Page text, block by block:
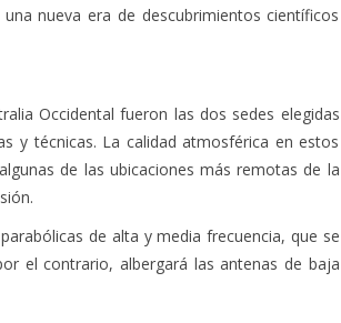
nueva era de descubrimientos científicos
Occidental fueron las dos sedes elegidas
y técnicas. La calidad atmosférica en estos
de las ubicaciones más remotas de la
de alta y media frecuencia, que se
el contrario, albergará las antenas de baja